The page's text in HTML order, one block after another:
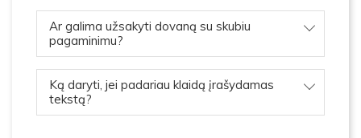
Ar galima užsakyti dovaną su skubiu
pagaminimu?
Ką daryti, jei padariau klaidą įrašydamas
tekstą?